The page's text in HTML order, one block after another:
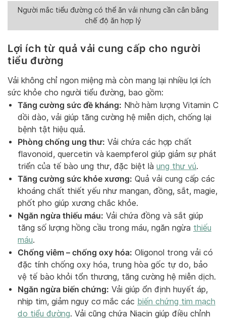
Người mắc tiểu đường có thể ăn vải nhưng cần cân bằng
chế độ ăn hợp lý
Lợi ích từ quả vải cung cấp cho người
tiểu đường
Vải không chỉ ngon miệng mà còn mang lại nhiều lợi ích
sức khỏe cho người tiểu đường, bao gồm:
Tăng cường sức đề kháng: Nhờ hàm lượng Vitamin C
dồi dào, vải giúp tăng cường hệ miễn dịch, chống lại
bệnh tật hiệu quả.
Phòng chống ung thư: Vải chứa các hợp chất
flavonoid, quercetin và kaempferol giúp giảm sự phát
triển của tế bào ung thư, đặc biệt là ung thư vú.
Tăng cường sức khỏe xương: Quả vải cung cấp các
khoáng chất thiết yếu như mangan, đồng, sắt, magie,
phốt pho giúp xương chắc khỏe.
Ngăn ngừa thiếu máu: Vải chứa đồng và sắt giúp
tăng số lượng hồng cầu trong máu, ngăn ngừa thiếu
máu.
Chống viêm – chống oxy hóa: Oligonol trong vải có
đặc tính chống oxy hóa, trung hòa gốc tự do, bảo
vệ tế bào khỏi tổn thương, tăng cường hệ miễn dịch.
Ngăn ngừa biến chứng: Vải giúp ổn định huyết áp,
nhịp tim, giảm nguy cơ mắc các biến chứng tim mạch
do tiểu đường. Vải cũng chứa Niacin giúp điều chỉnh